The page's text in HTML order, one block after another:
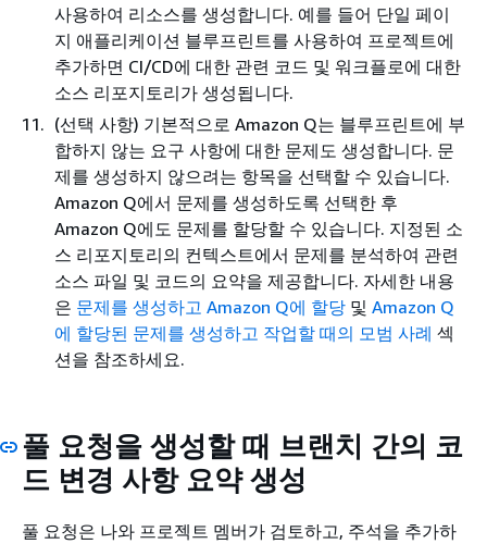
사용하여 리소스를 생성합니다. 예를 들어 단일 페이
지 애플리케이션 블루프린트를 사용하여 프로젝트에
추가하면 CI/CD에 대한 관련 코드 및 워크플로에 대한
소스 리포지토리가 생성됩니다.
(선택 사항) 기본적으로 Amazon Q는 블루프린트에 부
합하지 않는 요구 사항에 대한 문제도 생성합니다. 문
제를 생성하지 않으려는 항목을 선택할 수 있습니다.
Amazon Q에서 문제를 생성하도록 선택한 후
Amazon Q에도 문제를 할당할 수 있습니다. 지정된 소
스 리포지토리의 컨텍스트에서 문제를 분석하여 관련
소스 파일 및 코드의 요약을 제공합니다. 자세한 내용
은 문제를 생성하고 Amazon Q에 할당 및 Amazon Q
에 할당된 문제를 생성하고 작업할 때의 모범 사례 섹
션을 참조하세요.
풀 요청을 생성할 때 브랜치 간의 코
드 변경 사항 요약 생성
풀 요청은 나와 프로젝트 멤버가 검토하고, 주석을 추가하